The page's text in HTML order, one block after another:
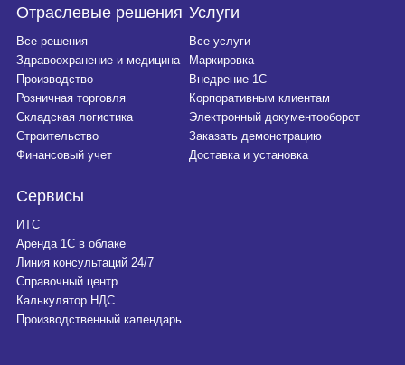
Отраслевые решения
Все решения
Здравоохранение и медицина
Производство
Розничная торговля
Складская логистика
Строительство
Финансовый учет
Услуги
Все услуги
Маркировка
Внедрение 1С
Корпоративным клиентам
Электронный документооборот
Заказать демонстрацию
Доставка и установка
Сервисы
ИТС
Аренда 1С в облаке
Линия консультаций 24/7
Справочный центр
Калькулятор НДС
Производственный календарь